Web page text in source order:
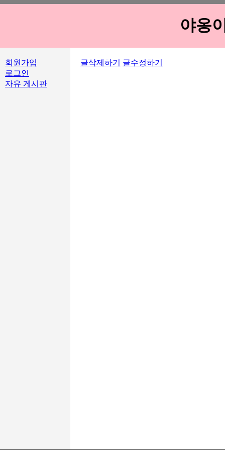
야옹
회원가입
로그인
자유 게시판
글삭제하기 글수정하기